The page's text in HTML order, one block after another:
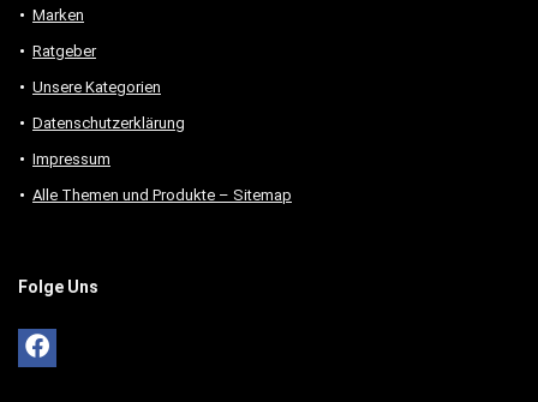
Marken
Ratgeber
Unsere Kategorien
Datenschutzerklärung
Impressum
Alle Themen und Produkte – Sitemap
Folge Uns